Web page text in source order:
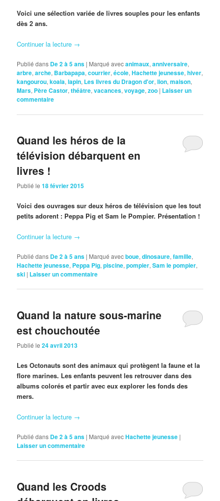
Voici une sélection variée de livres souples pour les enfants
dès 2 ans.
Continuer la lecture →
Publié dans De 2 à 5 ans | Marqué avecanimaux,anniversaire,
arbre,arche, Barbapapa,courrier,école,Hachette jeunesse,hiver,
kangourou,koala,lapin, Les livres du Dragon d'or,lion,maison,
Mars, Père Castor,théâtre,vacances,voyage,zoo | Laisser un
commentaire
Quand les héros de la
télévision débarquent en
livres !
Publié le18 février 2015
Voici des ouvrages sur deux héros de télévision que les tout
petits adorent : Peppa Pig et Sam le Pompier. Présentation !
Continuer la lecture →
Publié dans De 2 à 5 ans | Marqué avecboue,dinosaure,famille,
Hachette jeunesse, Peppa Pig,piscine,pompier,Sam le pompier,
ski | Laisser un commentaire
Quand la nature sous-marine
est chouchoutée
Publié le24 avril 2013
Les Octonauts sont des animaux qui protègent la faune et la
flore marines. Les enfants peuvent les retrouver dans des
albums colorés et partir avec eux explorer les fonds des
mers.
Continuer la lecture →
Publié dans De 2 à 5 ans | Marqué avecHachette jeunesse |
Laisser un commentaire
Quand les Croods